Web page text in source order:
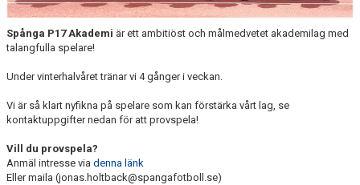
Spånga P17 Akademi är ett ambitiöst och målmedvetet akademilag med
talangfulla spelare!
Under vinterhalvåret tränar vi 4 gånger i veckan.
Vi är så klart nyfikna på spelare som kan förstärka vårt lag, se
kontaktuppgifter nedan för att provspela!
Vill du provspela?
Anmäl intresse via denna länk
Eller maila (jonas.holtback@spangafotboll.se)